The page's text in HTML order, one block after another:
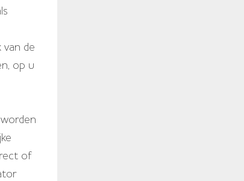
van de
op u
of